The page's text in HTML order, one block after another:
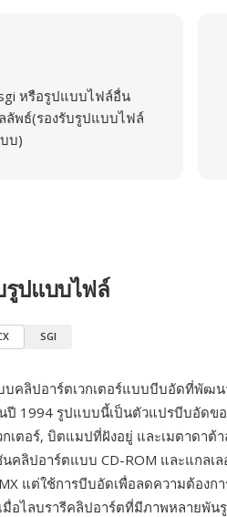
หรือรูปแบบไฟล์อื่น
ลัพธ์(รองรับรูปแบบไฟล์
บ)
รูปแบบไฟล์
SGI
บบคลิปอาร์ตเวกเตอร์แบบบีบอัดที่พัฒ
ปี 1994 รูปแบบนี้เป็นตัวแปรบีบอัดขอ
เตอร์, บิตแมปที่ฝังอยู่ และเมตาดาต้
คลิปอาร์ตแบบ CD-ROM และแกลเ
แต่ใช้การบีบอัดเพื่อลดความต้องก
อไลบรารีคลิปอาร์ตที่มีภาพหลายพัน